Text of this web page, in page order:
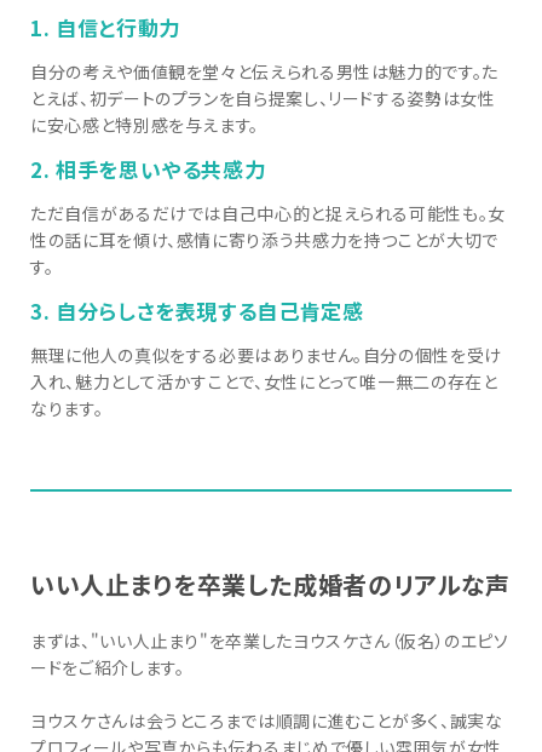
1. 自信と行動力
自分の考えや価値観を堂々と伝えられる男性は魅力的です。た
とえば、初デートのプランを自ら提案し、リードする姿勢は女性
に安心感と特別感を与えます。
2. 相手を思いやる共感力
ただ自信があるだけでは自己中心的と捉えられる可能性も。女
性の話に耳を傾け、感情に寄り添う共感力を持つことが大切で
す。
3. 自分らしさを表現する自己肯定感
無理に他人の真似をする必要はありません。自分の個性を受け
入れ、魅力として活かすことで、女性にとって唯一無二の存在と
なります。
いい人止まりを卒業した成婚者のリアルな声
まずは、"いい人止まり"を卒業したヨウスケさん（仮名）のエピソ
ードをご紹介します。
ヨウスケさんは会うところまでは順調に進むことが多く、誠実な